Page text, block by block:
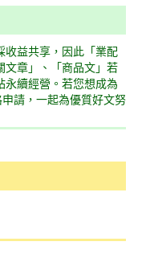
收益共享，因此「業配
文章」、「商品文」若
永續經營。若您想成為
請，一起為優質好文努